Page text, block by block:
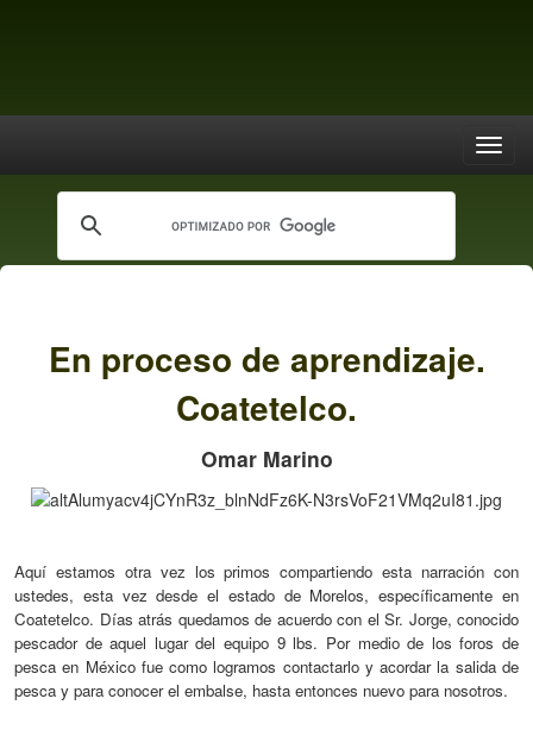
En proceso de aprendizaje.
Coatetelco.
Omar Marino
Aquí estamos otra vez los primos compartiendo esta narración con
ustedes, esta vez desde el estado de Morelos, específicamente en
Coatetelco. Días atrás quedamos de acuerdo con el Sr. Jorge, conocido
pescador de aquel lugar del equipo 9 lbs. Por medio de los foros de
pesca en México fue como logramos contactarlo y acordar la salida de
pesca y para conocer el embalse, hasta entonces nuevo para nosotros.